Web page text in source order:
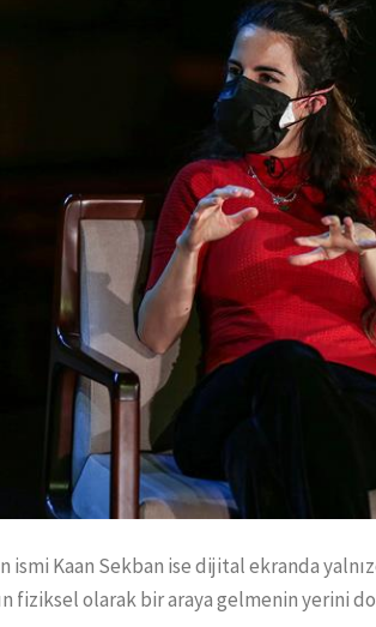
ismi Kaan Sekban ise dijital ekranda
fiziksel olarak bir araya gelmenin yerini